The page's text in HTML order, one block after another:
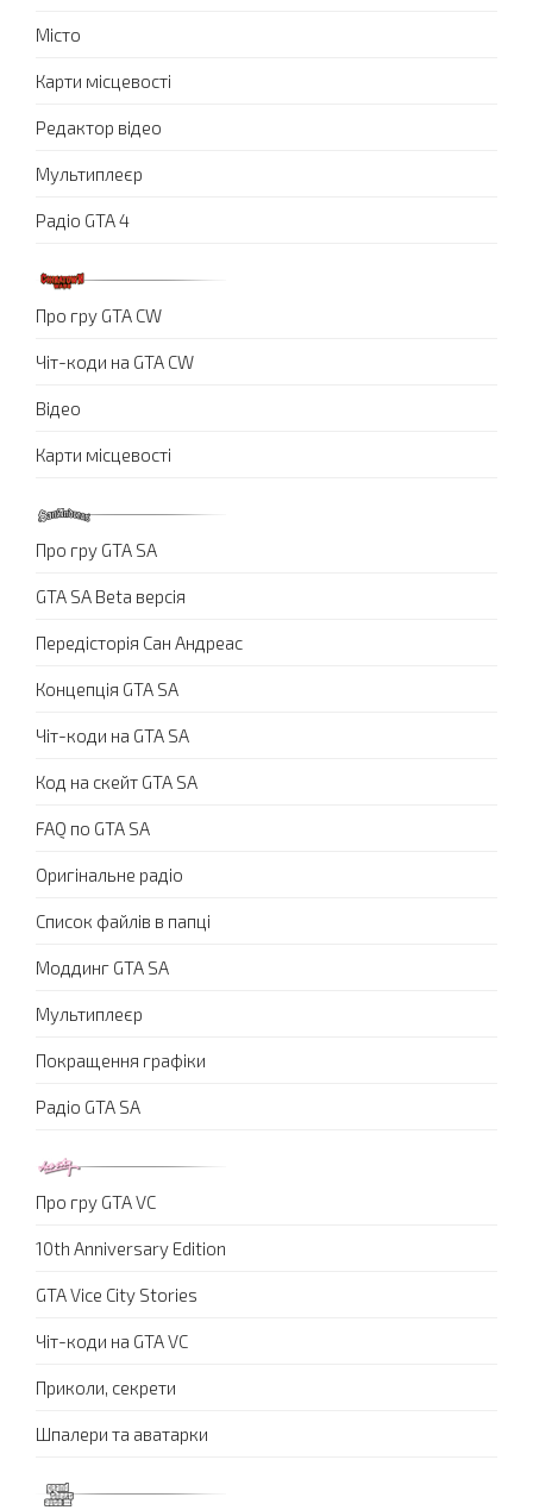
Місто
Карти місцевості
Редактор відео
Мультиплеєр
Радіо GTA 4
Про гру GTA CW
Чіт-коди на GTA CW
Відео
Карти місцевості
Про гру GTA SA
GTA SA Beta версія
Передісторія Сан Андреас
Концепція GTA SA
Чіт-коди на GTA SA
Код на скейт GTA SA
FAQ по GTA SA
Оригінальне радіо
Список файлів в папці
Моддинг GTA SA
Мультиплеєр
Покращення графіки
Радіо GTA SA
Про гру GTA VC
10th Anniversary Edition
GTA Vice City Stories
Чіт-коди на GTA VC
Приколи, секрети
Шпалери та аватарки